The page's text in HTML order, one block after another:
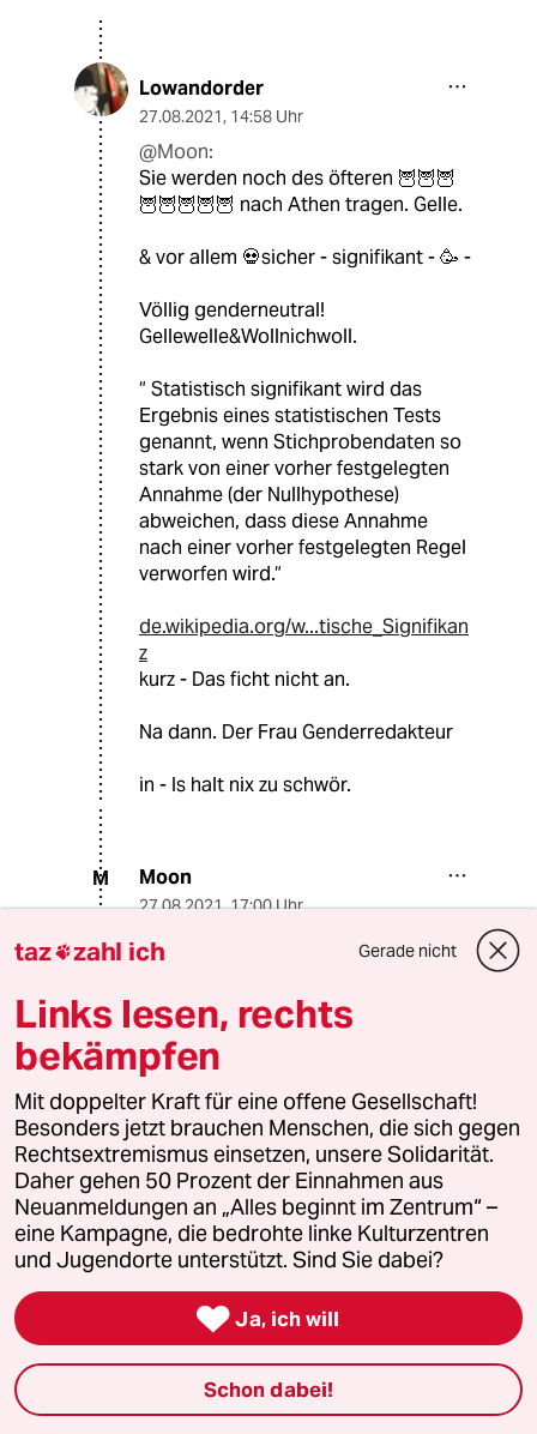
Lowandorder
27.08.2021, 14:58 Uhr
@Moon:
Sie werden noch des öfteren 🦉🦉🦉
🦉🦉🦉🦉🦉 nach Athen tragen. Gelle.
& vor allem 💀sicher - signifikant - 🥳 -
Völlig genderneutral!
Gellewelle&Wollnichwoll.
“ Statistisch signifikant wird das
Ergebnis eines statistischen Tests
genannt, wenn Stichprobendaten so
stark von einer vorher festgelegten
Annahme (der Nullhypothese)
abweichen, dass diese Annahme
nach einer vorher festgelegten Regel
verworfen wird.“
de.wikipedia.org/w...tische_Signifikan
z
kurz - Das ficht nicht an.
Na dann. Der Frau Genderredakteur
in - Is halt nix zu schwör.
M Moon
27.08.2021,17:00 Uhr
@Lowandorder:
Das schicke ich noch nach: In der Tat
etwas zu vorschnell mit dem "Setzen
des Trends". "Dunkel" mahnend: Hier
ziehen die Papas mal wieder nicht
mit. Kaum gibts es eine Krise, fallen
sie zurück ins Rollenklischee.
Nur, wie gesagt, bei der Datenlage,
wäre die Aussage genauso möglich:
Ist nicht ganz so schlimm gekommen.
Und: Das hätte einer feministischen
Abbruch getan.
Man wird einfach sehen müssen, wie
"es weitergeht mit den Papas".
taz zahl ich Gerade nicht
Links lesen, rechts
bekämpfen
Mit doppelter Kraft für eine offene Gesellschaft!
Besonders jetzt brauchen Menschen, die sich gegen
Rechtsextremismus einsetzen, unsere Solidarität.
Daher gehen 50 Prozent der Einnahmen aus
Neuanmeldungen an „Alles beginnt im Zentrum“ –
eine Kampagne, die bedrohte linke Kulturzentren
und Jugendorte unterstützt. Sind Sie dabei?
 Ja, ich will
Schon dabei!